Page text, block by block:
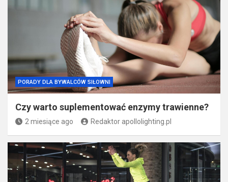
PORADY DLA BYWALCÓW SIŁOWNI
Czy warto suplementować enzymy trawienne?
2 miesiące ago Redaktor apollolighting.pl